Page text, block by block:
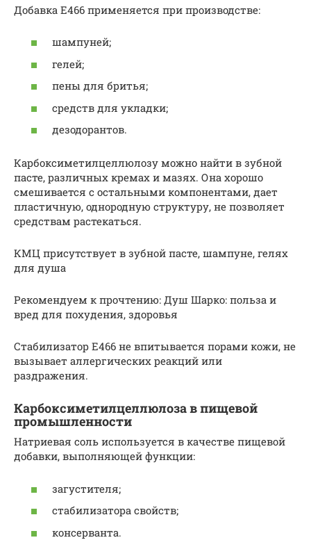
Добавка Е466 применяется при производстве:
шампуней;
гелей;
пены для бритья;
средств для укладки;
дезодорантов.
Карбоксиметилцеллюлозу можно найти в зубной
пасте, различных кремах и мазях. Она хорошо
смешивается с остальными компонентами, дает
пластичную, однородную структуру, не позволяет
средствам растекаться.
КМЦ присутствует в зубной пасте, шампуне, гелях
для душа
Рекомендуем к прочтению: Душ Шарко: польза и
вред для похудения, здоровья
Стабилизатор Е466 не впитывается порами кожи, не
вызывает аллергических реакций или
раздражения.
Карбоксиметилцеллюлоза в пищевой
промышленности
Натриевая соль используется в качестве пищевой
добавки, выполняющей функции:
загустителя;
стабилизатора свойств;
консерванта.